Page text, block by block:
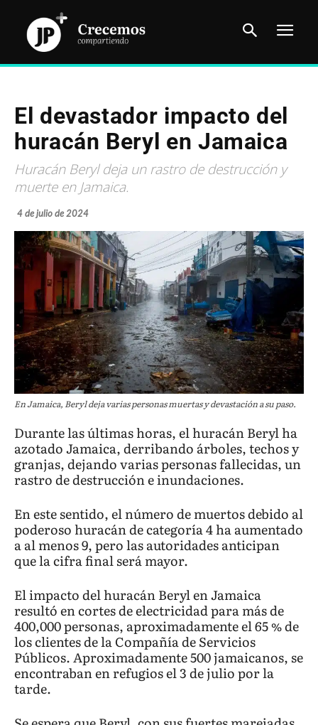
El devastador impacto del
huracán Beryl en Jamaica
Huracán Beryl deja un rastro de destrucción y
muerte en Jamaica.
4 de julio de 2024
En Jamaica, Beryl deja varias personas muertas y devastación a su paso.
Durante las últimas horas, el huracán Beryl ha
azotado Jamaica, derribando árboles, techos y
granjas, dejando varias personas fallecidas, un
rastro de destrucción e inundaciones.
En este sentido, el número de muertos debido al
poderoso huracán de categoría 4 ha aumentado
a al menos 9, pero las autoridades anticipan
que la cifra final será mayor.
El impacto del huracán Beryl en Jamaica
resultó en cortes de electricidad para más de
400,000 personas, aproximadamente el 65 % de
los clientes de la Compañía de Servicios
Públicos. Aproximadamente 500 jamaicanos, se
encontraban en refugios el 3 de julio por la
tarde.